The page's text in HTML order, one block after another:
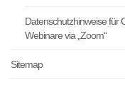
Datenschutzhinweise für
Webinare via „Zoom“
Sitemap